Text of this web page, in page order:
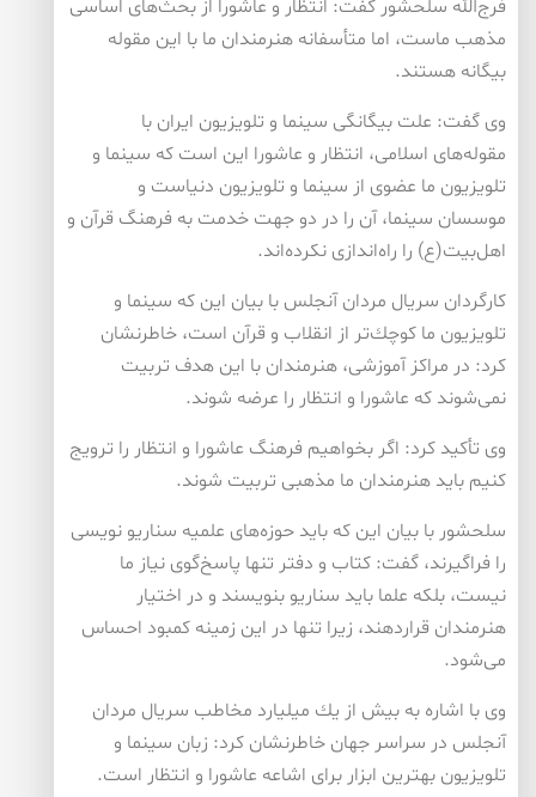
فرج‌الله سلحشور گفت: انتظار و عاشورا از بحث‌های اساسی
مذهب ماست، اما متأسفانه هنرمندان ما با این مقوله‌
بیگانه هستند.
وی گفت: علت بیگانگی سینما و تلویزیون ایران با
مقوله‌های اسلامی، انتظار و عاشورا این است كه سینما و
تلویزیون ما عضوی از سینما و تلویزیون دنیاست و
موسسان سینما، آن را در دو جهت خدمت به فرهنگ قرآن و
اهل‌بیت(ع) را راه‌اندازی نكرده‌اند.
كارگردان سریال مردان آنجلس با بیان این كه سینما و
تلویزیون ما كوچك‌تر از انقلاب و قرآن است، خاطرنشان
كرد: در مراكز آموزشی، هنرمندان با این هدف تربیت
نمی‌شوند كه عاشورا و انتظار را عرضه شوند.
وی تأكید كرد: اگر بخواهیم فرهنگ عاشورا و انتظار را ترویج
كنیم باید هنرمندان ما مذهبی تربیت شوند.
سلحشور با بیان این كه باید حوزه‌های علمیه سناریو نویسی
را فراگیرند، گفت: كتاب و دفتر تنها پاسخ‌گوی نیاز ما
نیست، بلكه علما باید سناریو بنویسند و در اختیار
هنرمندان قراردهند، زیرا تنها در این زمینه كمبود احساس
می‌شود.
وی با اشاره به بیش از یك میلیارد مخاطب سریال مردان
آنجلس در سراسر جهان خاطرنشان كرد: زبان سینما و
تلویزیون بهترین ابزار برای اشاعه عاشورا و انتظار است.